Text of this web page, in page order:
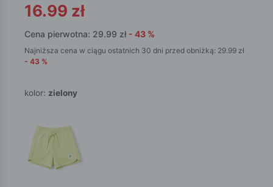
16.99 zł
Cena pierwotna: 29.99 zł - 43 %
Najniższa cena w ciągu ostatnich 30 dni przed obniżką: 29.99 zł
- 43 %
kolor: zielony